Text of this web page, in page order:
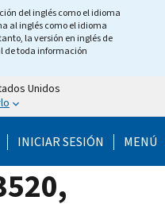
del inglés como el idioma
al inglés como el idioma
la versión en inglés de
de toda información
Unidos
INICIAR SESIÓN MENÚ